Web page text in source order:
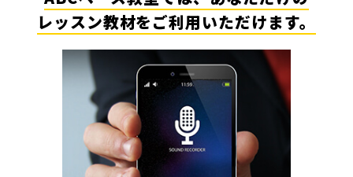
レッスン教材をご利用いただけます。